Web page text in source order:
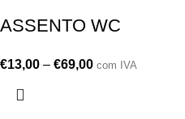
ASSENTO WC
€13,00 – €69,00 com IVA